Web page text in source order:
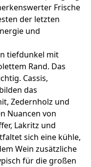
Frische
der letzten
und
tiefdunkel mit
Rand. Das
Cassis,
das
Zedernholz und
Nuancen von
Lakritz und
sich eine kühle,
Wein zusätzliche
für die großen